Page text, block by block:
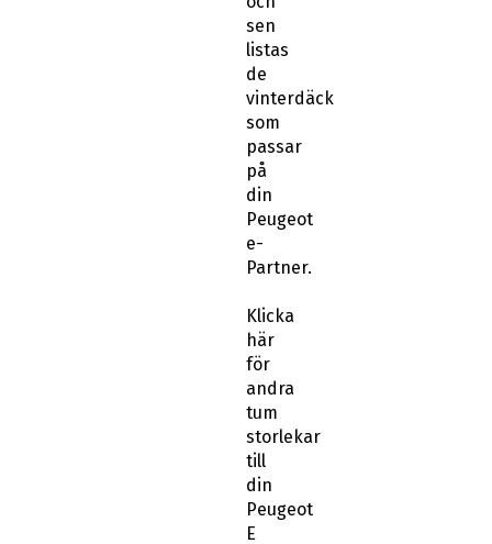
listas
de
vinterdäck
som
passar
på
din
Peugeot
e-
Partner.
Klicka
här
för
andra
tum
storlekar
till
din
Peugeot
E
Partner: